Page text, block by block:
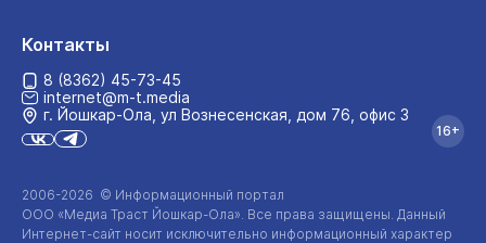
2006-2026 © Информационный портал
ООО «Медиа Траст Йошкар-Ола». Все права защищены. Данный
Интернет-сайт носит исключительно информационный характер
Контакты
8 (8362) 45-73-45
internet@m-t.media
г. Йошкар‑Ола, ул Вознесенская, дом 76, офис 3
16+